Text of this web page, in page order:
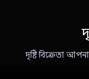
দৃষ্টি বিক্রেতা